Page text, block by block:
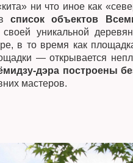
ни что иное как
список объектов
уникальной
в то время как
— открывается
дэра построены
мастеров.